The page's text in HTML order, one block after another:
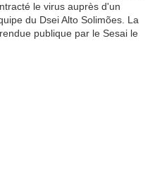
le virus auprès d'un
du Dsei Alto Solimões. La
publique par le Sesai le